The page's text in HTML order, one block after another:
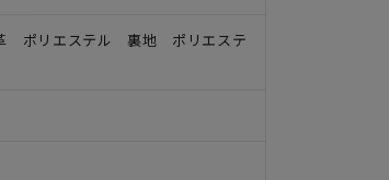
ポリエステル 裏地 ポリエステ